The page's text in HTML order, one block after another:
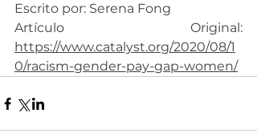
Escrito por: Serena Fong
https://www.catalyst.org/2020/08/1
0/racism-gender-pay-gap-women/